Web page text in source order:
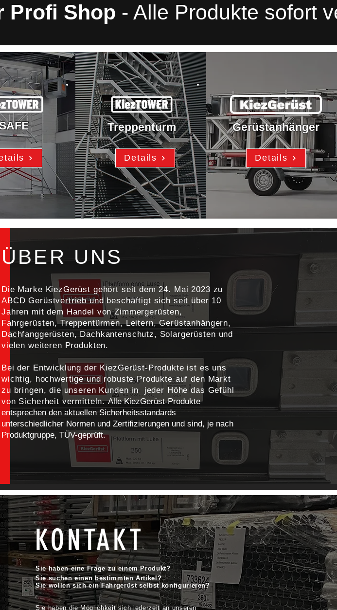
Profi Shop - Alle Produkte sofort
Treppenturm
Details
Gerüstanhänger
Details
ÜBER UNS
Die Marke KiezGerüst gehört seit dem 24. Mai 2023 zu
ABCD Gerüstvertrieb und beschäftigt sich seit über 10
Jahren mit dem Handel von Zimmergerüsten,
Fahrgerüsten, Treppentürmen, Leitern, Gerüstanhängern,
Dachfanggerüsten, Dachkantenschutz, Solargerüsten und
vielen weiteren Produkten.
Bei der Entwicklung der KiezGerüst-Produkte ist es uns
wichtig, hochwertige und robuste Produkte auf den Markt
zu bringen, die unseren Kunden in jeder Höhe das Gefühl
von Sicherheit vermitteln.Alle KiezGerüst-Produkte
entsprechen den aktuellen Sicherheitsstandards
unterschiedlicher Normen und Zertifizierungen und sind, je nach
Produktgruppe, TÜV-geprüft.
KONTAKT
Sie haben eine Frage zu einem Produkt?
Sie suchen einen bestimmten Artikel?
Sie wollen sich ein Fahrgerüst selbst konfigurieren?
Sie haben die Möglichkeit sich jederzeit an unseren